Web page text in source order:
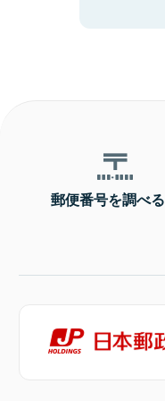
郵便番号を調べる